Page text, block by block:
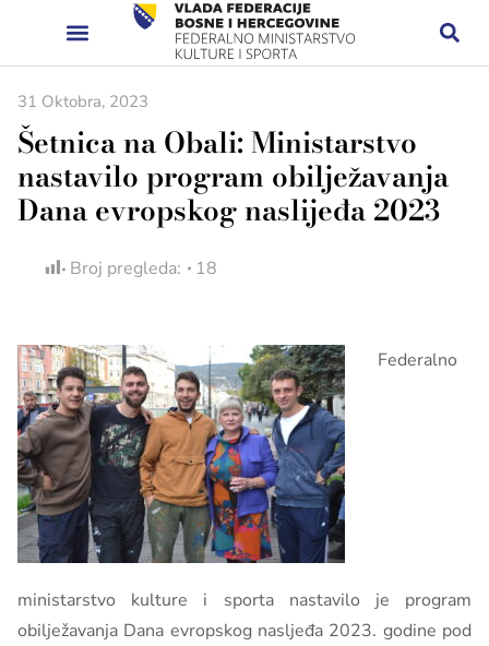
31 Oktobra, 2023
Šetnica na Obali: Ministarstvo
nastavilo program obilježavanja
Dana evropskog naslijeđa 2023
Broj pregleda: 18
Federalno
ministarstvo kulture i sporta nastavilo je program
obilježavanja Dana evropskog nasljeđa 2023. godine pod